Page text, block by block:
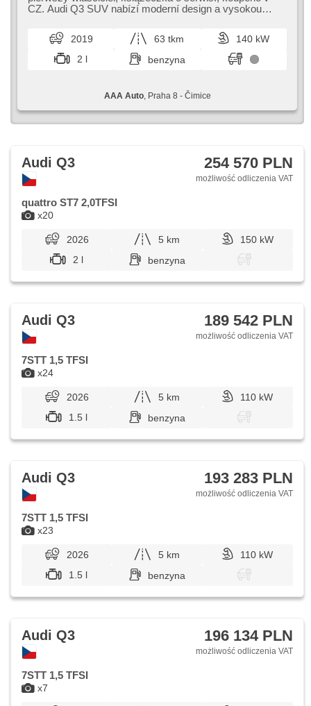
asystent pasa ruchu, wspomaganie układu
radio fabryczne, automat, napęd 4x4
CZ. Audi Q3 SUV nabízí moderní design a vysokou
2019 63 tkm
140 kW
2 l
benzyna
AAA Auto, Praha 8 - Čimice
x20
Audi Q3 254 570 PLN
możliwość odliczenia VAT
quattro ST7 2,0TFSI
2026 5 km
150 kW
2 l
benzyna
x24
Audi Q3 189 542 PLN
możliwość odliczenia VAT
7STT 1,5 TFSI
2026 5 km
110 kW
1.5 l
benzyna
x23
Audi Q3 193 283 PLN
możliwość odliczenia VAT
7STT 1,5 TFSI
2026 5 km
110 kW
1.5 l
benzyna
x7
Audi Q3 196 134 PLN
możliwość odliczenia VAT
7STT 1,5 TFSI